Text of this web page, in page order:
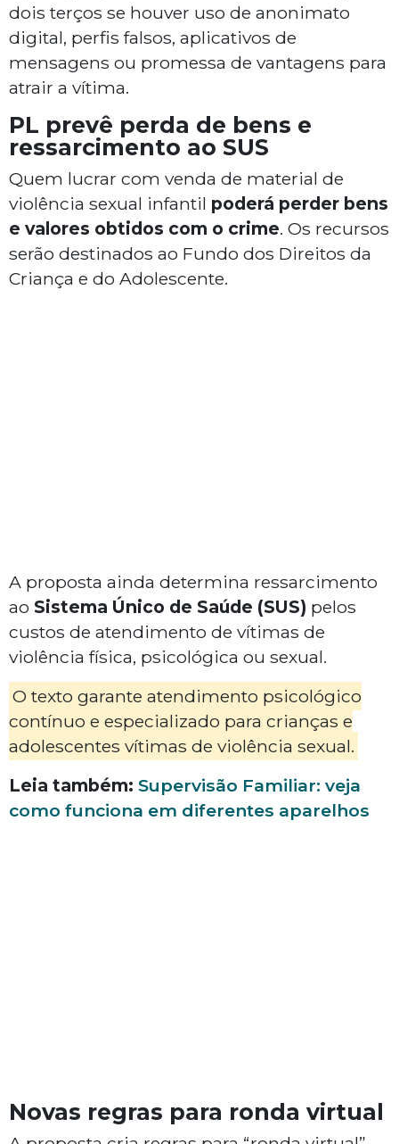
dois terços se houver uso de anonimato
digital, perfis falsos, aplicativos de
mensagens ou promessa de vantagens para
atrair a vítima.
PL prevê perda de bens e
ressarcimento ao SUS
Quem lucrar com venda de material de
violência sexual infantil poderá perder bens
e valores obtidos com o crime. Os recursos
serão destinados ao Fundo dos Direitos da
Criança e do Adolescente.
A proposta ainda determina ressarcimento
ao Sistema Único de Saúde (SUS) pelos
custos de atendimento de vítimas de
violência física, psicológica ou sexual.
O texto garante atendimento psicológico
contínuo e especializado para crianças e
adolescentes vítimas de violência sexual.
Leia também: Supervisão Familiar: veja
como funciona em diferentes aparelhos
Novas regras para ronda virtual